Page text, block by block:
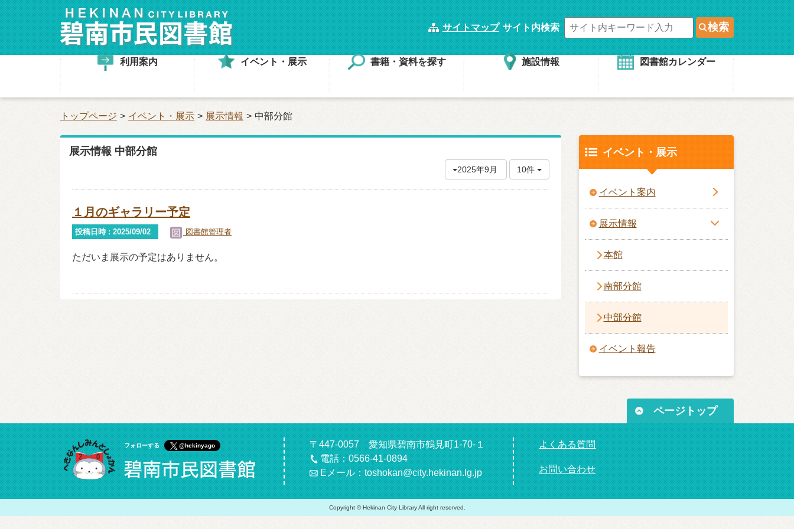
サイトマップ サイト内検索 検索
利用案内 イベント・展示 書籍・資料を探す 施設情報 図書館カレンダー
トップページ イベント・展示 展示情報 中部分館
展示情報 中部分館
2025年9月 10件
１月のギャラリー予定
投稿日時 : 2025/09/02 図書館管理者
ただいま展示の予定はありません。
イベント・展示
イベント案内
展示情報
本館
南部分館
中部分館
イベント報告
ページトップ
フォローする @hekinyago
〒447-0057 愛知県碧南市鶴見町1-70-１
電話：0566-41-0894
Eメール：toshokan@city.hekinan.lg.jp
よくある質問
お問い合わせ
Copyright © Hekinan City Library All right reserved.